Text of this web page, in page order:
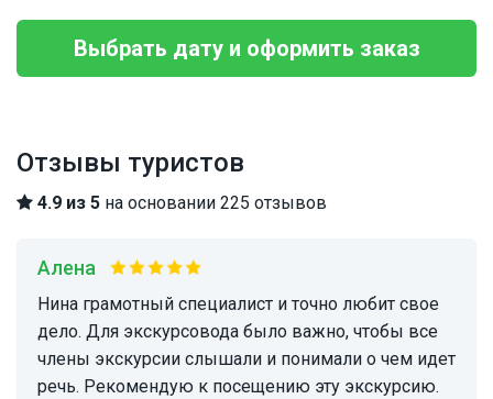
Выбрать дату и оформить заказ
Отзывы туристов
4.9 из 5 на основании 225 отзывов
Алена
Нина грамотный специалист и точно любит свое
дело. Для экскурсовода было важно, чтобы все
члены экскурсии слышали и понимали о чем идет
речь. Рекомендую к посещению эту экскурсию.